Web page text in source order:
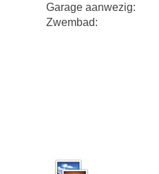
Garage aanwezig:
Zwembad: